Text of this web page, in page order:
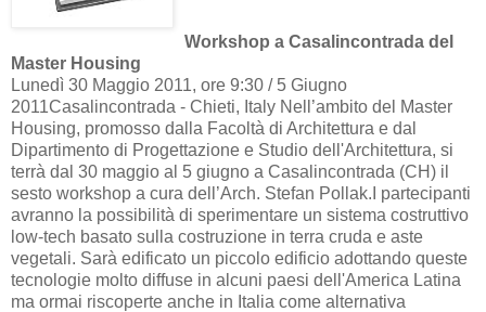
Workshop a Casalincontrada del
Master Housing
Lunedì 30 Maggio 2011, ore 9:30 / 5 Giugno
2011Casalincontrada - Chieti, Italy Nell’ambito del Master
Housing, promosso dalla Facoltà di Architettura e dal
Dipartimento di Progettazione e Studio dell'Architettura, si
terrà dal 30 maggio al 5 giugno a Casalincontrada (CH) il
sesto workshop a cura dell’Arch. Stefan Pollak.I partecipanti
avranno la possibilità di sperimentare un sistema costruttivo
low-tech basato sulla costruzione in terra cruda e aste
vegetali. Sarà edificato un piccolo edificio adottando queste
tecnologie molto diffuse in alcuni paesi dell'America Latina
ma ormai riscoperte anche in Italia come alternativa